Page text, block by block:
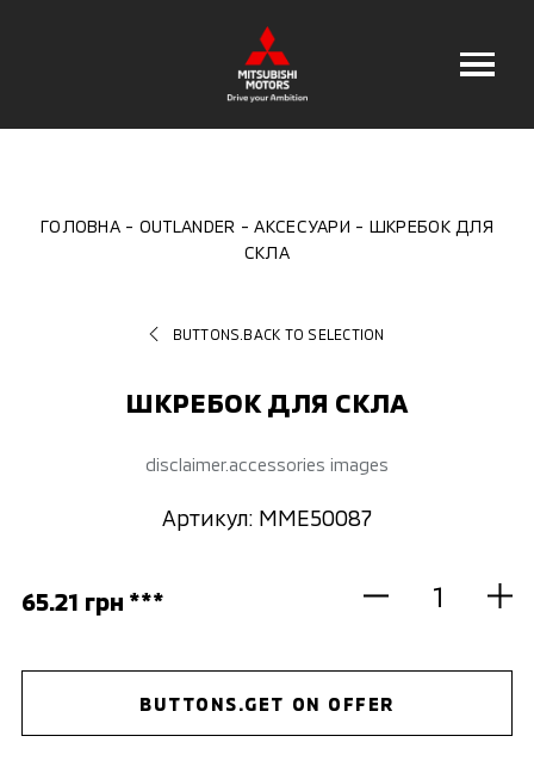
ГОЛОВНА OUTLANDER АКСЕСУАРИ
ШКРЕБОК ДЛЯ
СКЛА
BUTTONS.BACK TO SELECTION
ШКРЕБОК ДЛЯ СКЛА
disclaimer.accessories images
Артикул: MME50087
65.21 грн ***
BUTTONS.GET ON OFFER